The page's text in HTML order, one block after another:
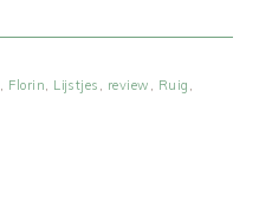
, Florin, Lijstjes , review , Ruig ,